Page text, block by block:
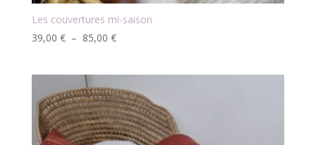
Les couvertures mi-saison
39,00 € – 85,00 €Plage
39,00 €
à
85,00 €